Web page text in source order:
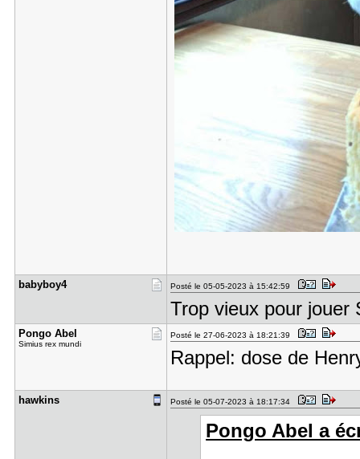
babyboy4 Posté le 05-05-2023 à 15:42:59
Trop vieux pour
Pongo Abel
Simius rex mundi
Posté le 27-06-2023 à 18:21:39
Rappel: dose de
hawkins Posté le 05-07-2023 à 18:17:34
Pongo Abel a